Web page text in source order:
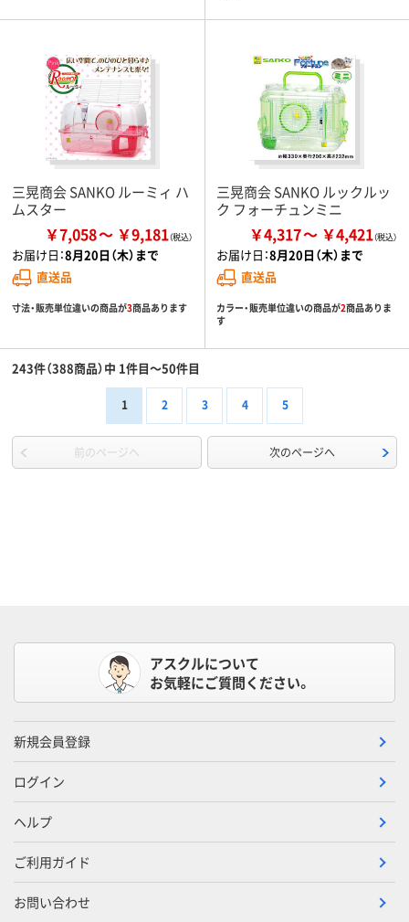
三晃商会 SANKO ルーミィ ハ
ムスター
￥7,058 ￥9,181
お届け日：8月20日（木）まで
直送品
寸法・販売単位違いの商品が3商品あります
三晃商会 SANKO ルックルッ
ク フォーチュンミニ
￥4,317 ￥4,421
お届け日：8月20日（木）まで
直送品
カラー・販売単位違いの商品が2商品ありま
す
243件（388商品）中 1件目～50件目
1 2 3 4 5
前のページへ 次のページへ
アスクルについて
お気軽にご質問ください。
新規会員登録
ログイン
ヘルプ
ご利用ガイド
お問い合わせ